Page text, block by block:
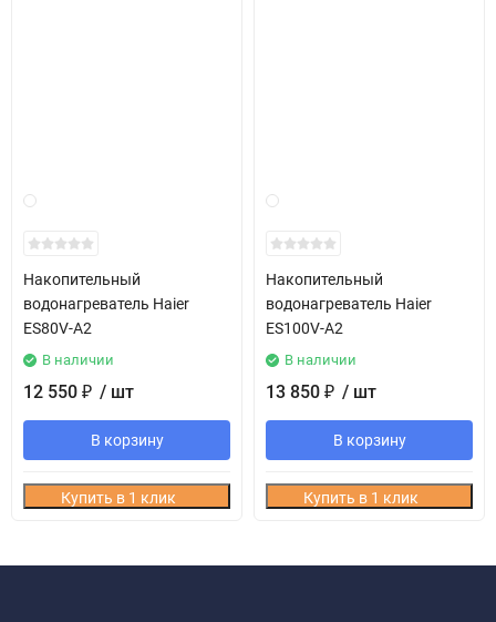
Накопительный
водонагреватель Haier
ES80V-A2
В наличии
12 550 ₽ / шт
В корзину
Купить в 1 клик
Накопительный
водонагреватель Haier
ES100V-A2
В наличии
13 850 ₽ / шт
В корзину
Купить в 1 клик